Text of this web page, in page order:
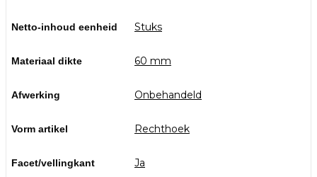
Netto-inhoud eenheid Stuks
Materiaal dikte 60 mm
Afwerking Onbehandeld
Vorm artikel Rechthoek
Facet/vellingkant Ja